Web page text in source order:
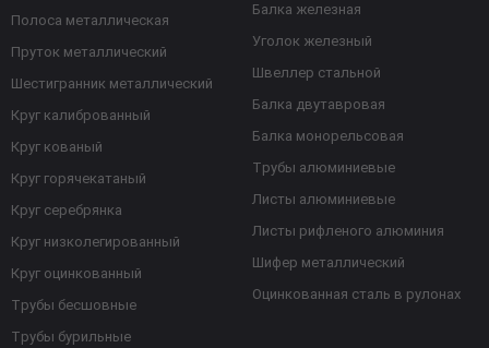
Полоса металлическая
Пруток металлический
Шестигранник металлический
Круг калиброванный
Круг кованый
Круг горячекатаный
Круг серебрянка
Круг низколегированный
Круг оцинкованный
Трубы бесшовные
Трубы бурильные
Балка железная
Уголок железный
Швеллер стальной
Балка двутавровая
Балка монорельсовая
Трубы алюминиевые
Листы алюминиевые
Листы рифленого алюминия
Шифер металлический
Оцинкованная сталь в рулонах